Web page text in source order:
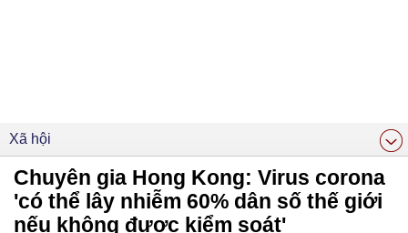
Xã hội
Chuyên gia Hong Kong: Virus corona
'có thể lây nhiễm 60% dân số thế giới
nếu không được kiểm soát'